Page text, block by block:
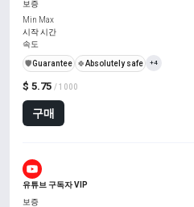
$ 5.75 / 1000
구매
보증
Min Max
시작 시간
속도
️🛡️Guarantee 🍀Absolutely safe +4
유튜브 구독자 VIP
보증